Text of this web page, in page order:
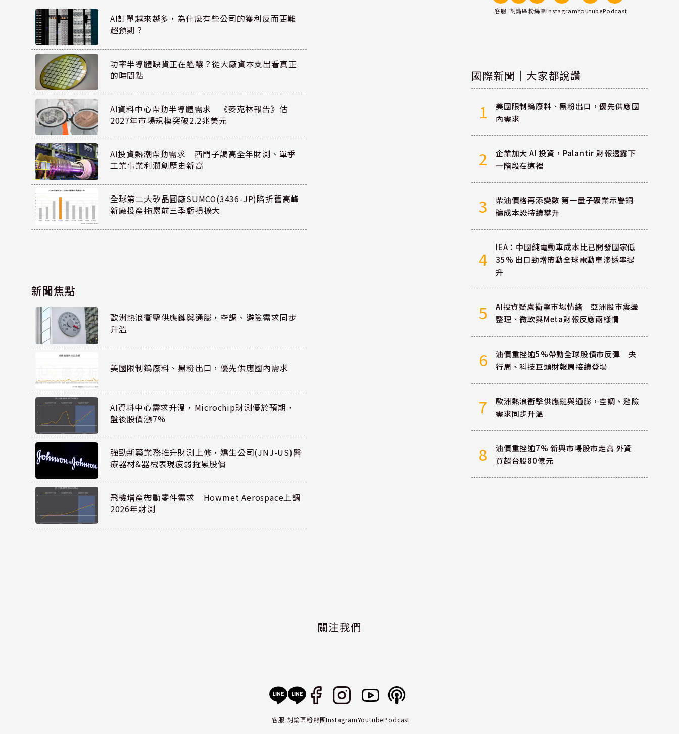
AI訂單越來越多，為什麼有些公司的獲利反而更難
超預期？
功率半導體缺貨正在醞釀？從大廠資本支出看真正
的時間點
AI資料中心帶動半導體需求 《麥克林報告》估
2027年市場規模突破2.2兆美元
AI投資熱潮帶動需求 西門子調高全年財測、單季
工業事業利潤創歷史新高
全球第二大矽晶圓廠SUMCO(3436-JP)陷折舊高峰
新廠投產拖累前三季虧損擴大
新聞焦點
歐洲熱浪衝擊供應鏈與通膨，空調、避險需求同步
升溫
美國限制鎢廢料、黑粉出口，優先供應國內需求
AI資料中心需求升溫，Microchip財測優於預期，
盤後股價漲7%
強勁新藥業務推升財測上修，嬌生公司(JNJ-US)醫
療器材&器械表現疲弱拖累股價
飛機增產帶動零件需求 Howmet Aerospace上調
2026年財測
客服 討論區粉絲團InstagramYoutubePodcast
國際新聞｜大家都說讚
1
美國限制鎢廢料、黑粉出口，優先供應國
內需求
2
企業加大 AI 投資，Palantir 財報透露下
一階段在這裡
3
柴油價格再添變數 第一量子礦業示警銅
礦成本恐持續攀升
4
IEA：中國純電動車成本比已開發國家低
35% 出口勁增帶動全球電動車滲透率提
升
5
AI投資疑慮衝擊市場情緒 亞洲股市震盪
整理、微軟與Meta財報反應兩樣情
6
油價重挫逾5%帶動全球股債市反彈 央
行周、科技巨頭財報周接續登場
7
歐洲熱浪衝擊供應鏈與通膨，空調、避險
需求同步升溫
8
油價重挫逾7% 新興市場股市走高 外資
買超台股80億元
關注我們
客服 討論區粉絲團InstagramYoutubePodcast